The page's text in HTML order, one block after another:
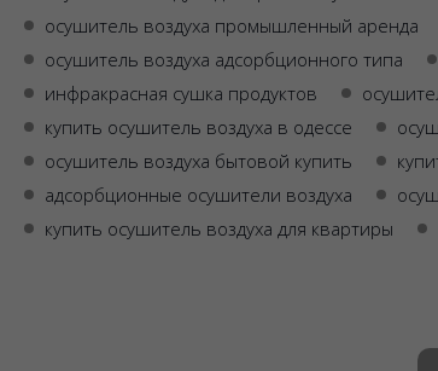
осушитель воздуха промышленный аренда
осушитель воздуха адсорбционного типа
инфракрасная сушка продуктов
купить осушитель воздуха в одессе
осушитель воздуха бытовой купить
адсорбционные осушители воздуха
купить осушитель воздуха для квартиры